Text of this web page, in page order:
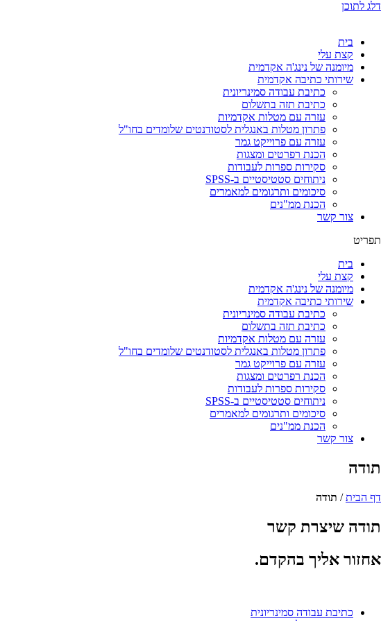
דלג לתוכן
בית
קצת עלי
מיומנה של נינג'ה אקדמית
שירותי כתיבה אקדמית
כתיבת עבודה סמינריונית
כתיבת תזה בתשלום
עזרה עם מטלות אקדמיות
פתרון מטלות באנגלית לסטודנטים שלומדים בחו"ל
עזרה עם פרוייקט גמר
הכנת רפרטים ומצגות
סקירות ספרות לעבודות
ניתוחים סטטיסטיים ב-SPSS
סיכומים ותרגומים למאמרים
הכנת ממ"נים
צור קשר
תפריט
בית
קצת עלי
מיומנה של נינג'ה אקדמית
שירותי כתיבה אקדמית
כתיבת עבודה סמינריונית
כתיבת תזה בתשלום
עזרה עם מטלות אקדמיות
פתרון מטלות באנגלית לסטודנטים שלומדים בחו"ל
עזרה עם פרוייקט גמר
הכנת רפרטים ומצגות
סקירות ספרות לעבודות
ניתוחים סטטיסטיים ב-SPSS
סיכומים ותרגומים למאמרים
הכנת ממ"נים
צור קשר
תודה
דף הבית/ תודה
תודה שיצרת קשר
אחזור אליך בהקדם.
כתיבת עבודה סמינריונית